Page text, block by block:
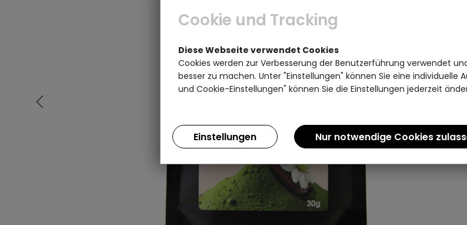
Cookie und Tracking
Diese Webseite verwendet Cookies
Cookies werden zur Verbesserung der Benutzerführung verwendet
besser zu machen. Unter "Einstellungen" können Sie eine individuelle
und Cookie-Einstellungen" können Sie die Einstellungen jederzeit
Einstellungen